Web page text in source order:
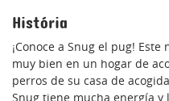
História
¡Conoce a Snug el pug!
muy bien en un hogar de
perros de su casa de
Snug tiene mucha energía y